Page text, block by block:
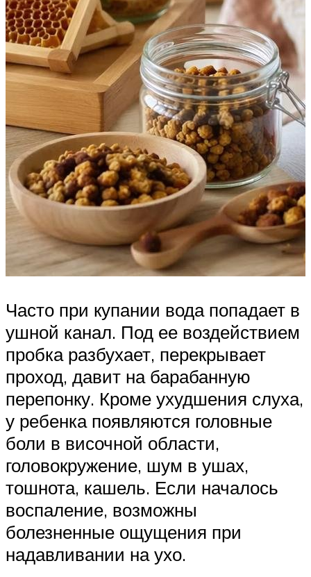
Часто при купании вода попадает в
ушной канал. Под ее воздействием
пробка разбухает, перекрывает
проход, давит на барабанную
перепонку. Кроме ухудшения слуха,
у ребенка появляются головные
боли в височной области,
головокружение, шум в ушах,
тошнота, кашель. Если началось
воспаление, возможны
болезненные ощущения при
надавливании на ухо.